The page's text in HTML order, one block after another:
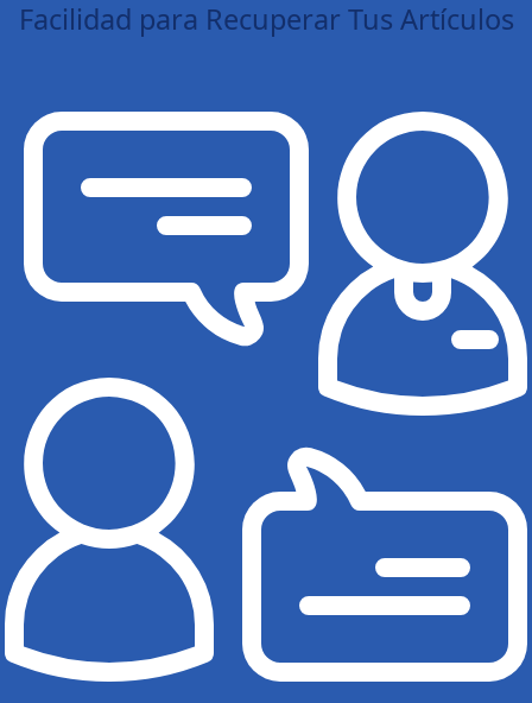
Facilidad para Recuperar Tus Artículos